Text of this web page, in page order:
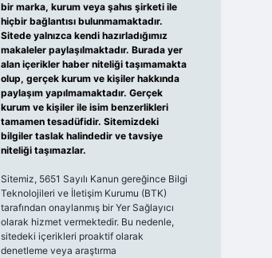
bir marka, kurum veya şahıs şirketi ile
hiçbir bağlantısı bulunmamaktadır.
Sitede yalnızca kendi hazırladığımız
makaleler paylaşılmaktadır. Burada yer
alan içerikler haber niteliği taşımamakta
olup, gerçek kurum ve kişiler hakkında
paylaşım yapılmamaktadır. Gerçek
kurum ve kişiler ile isim benzerlikleri
tamamen tesadüfidir. Sitemizdeki
bilgiler taslak halindedir ve tavsiye
niteliği taşımazlar.
Sitemiz, 5651 Sayılı Kanun gereğince Bilgi
Teknolojileri ve İletişim Kurumu (BTK)
tarafından onaylanmış bir Yer Sağlayıcı
olarak hizmet vermektedir. Bu nedenle,
sitedeki içerikleri proaktif olarak
denetleme veya araştırma